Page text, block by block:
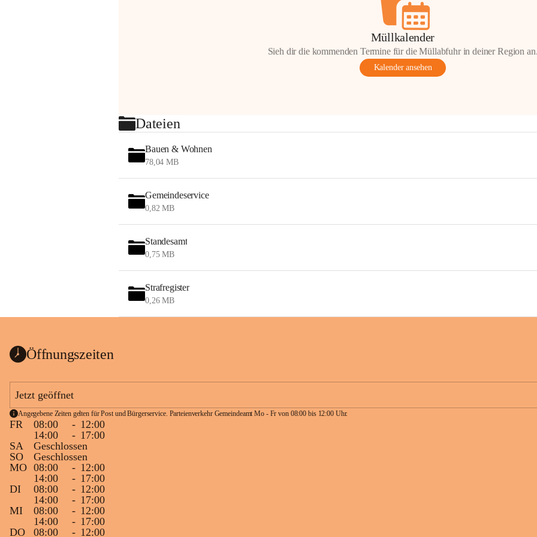
Müllkalender
Sieh dir die kommenden Termine für die Müllabfuhr in deiner Region
Kalender ansehen
Dateien
Bauen & Wohnen
78,04 MB
Gemeindeservice
0,82 MB
Standesamt
0,75 MB
Strafregister
0,26 MB
Öffnungszeiten
Jetzt geöffnet
Angegebene Zeiten gelten für Post und Bürgerservice. Parteienverkehr Gemeindeamt Mo - Fr von 08:00 bis 12:00 Uhr.
FR 08:00 - 12:00
14:00
- 17:00
SA
Geschlossen
SO
Geschlossen
MO 08:00 - 12:00
14:00
- 17:00
DI
08:00 - 12:00
14:00
- 17:00
MI
08:00 - 12:00
14:00
- 17:00
DO
08:00 - 12:00